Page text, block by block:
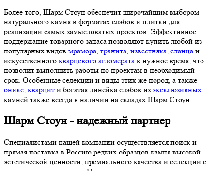
Более того, Шарм Стоун обеспечит широчайшим выбором
натурального камня в форматах слэбов и плитки для
реализации самых замысловатых проектов. Эффективное
поддержание товарного запаса позволяют купить любой из
популярных видов мрамора, гранита, известняка, сланца и
искусственного кварцевого агломерата в нужное время, что
позволит выполнить работы по проектам в необходимый
срок. Особенные селекции и виды этих же пород, а также
оникс, кварцит и богатая линейка слэбов из эксклюзивных
камней также всегда в наличии на складах Шарм Стоун.
Шарм Стоун - надежный партнер
Специалистами нашей компании осуществляется поиск и
прямая поставка в Россию редких образцов камня высокой
эстетической ценности, премиального качества и селекции с